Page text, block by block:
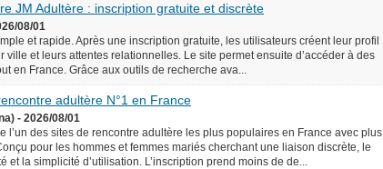
JM Adultère : inscription gratuite et discrète
08/01
et rapide. Après une inscription gratuite, les utilisateurs créent leur profil
ville et leurs attentes relationnelles. Le site permet ensuite d’accéder à des
en France. Grâce aux outils de recherche ava...
adultère N°1 en France
- 2026/08/01
l’un des sites de rencontre adultère les plus populaires en France avec plus
pour les hommes et femmes mariés cherchant une liaison discrète, le
et la simplicité d’utilisation. L’inscription prend moins de de...